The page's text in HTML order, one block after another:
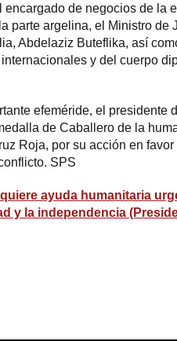
de negocios de la
argelina, el Ministro de
Abdelaziz Buteflika, así
y del cuerpo
efeméride, el presidente
de Caballero de la
Roja, por su acción en
SPS
ayuda humanitaria
y la independencia